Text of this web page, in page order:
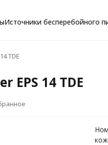
Источники бесперебойного
TDE
EPS 14 TDE